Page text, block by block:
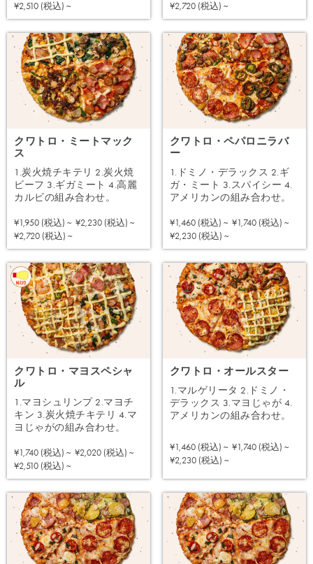
¥2,510 (税込) ~
¥2,720 (税込) ~
クワトロ・ミートマック
ス
1.炭火焼チキテリ 2.炭火焼
ビーフ 3.ギガミート 4.高麗
カルビの組み合わせ。
¥1,950 (税込) ~ ¥2,230 (税込) ~
¥2,720 (税込) ~
クワトロ・ペパロニラバ
ー
1.ドミノ・デラックス 2.ギ
ガ・ミート 3.スパイシー 4.
アメリカンの組み合わせ。
¥1,460 (税込) ~ ¥1,740 (税込) ~
¥2,230 (税込) ~
クワトロ・マヨスペシャ
ル
1.マヨシュリンプ 2.マヨチ
キン 3.炭火焼チキテリ 4.マ
ヨじゃがの組み合わせ。
¥1,740 (税込) ~ ¥2,020 (税込) ~
¥2,510 (税込) ~
クワトロ・オールスター
1.マルゲリータ 2.ドミノ・
デラックス 3.マヨじゃが 4.
アメリカンの組み合わせ。
¥1,460 (税込) ~ ¥1,740 (税込) ~
¥2,230 (税込) ~